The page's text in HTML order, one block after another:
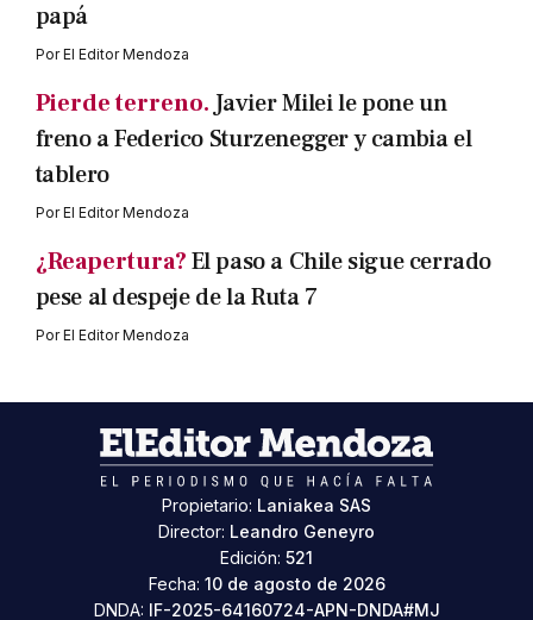
papá
PorEl Editor Mendoza
Pierde terreno.Javier Milei le pone un
freno a Federico Sturzenegger y cambia el
tablero
PorEl Editor Mendoza
¿Reapertura?El paso a Chile sigue cerrado
pese al despeje de la Ruta 7
PorEl Editor Mendoza
Propietario: Laniakea SAS
Director: Leandro Geneyro
Edición: 521
Fecha: 10 de agosto de 2026
DNDA:
IF-2025-64160724-APN-DNDA#MJ